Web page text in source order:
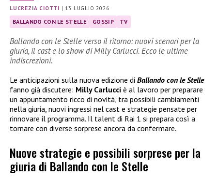
LUCREZIA CIOTTI | 13 LUGLIO 2026
BALLANDO CON LE STELLE GOSSIP TV
Ballando con le Stelle verso il ritorno: nuovi scenari per la
giuria, il cast e lo show di Milly Carlucci. Ecco le ultime
indiscrezioni.
Le anticipazioni sulla nuova edizione di Ballando con le Stelle
fanno già discutere: Milly Carlucci è al lavoro per preparare
un appuntamento ricco di novità, tra possibili cambiamenti
nella giuria, nuovi ingressi nel cast e strategie pensate per
rinnovare il programma. Il talent di Rai 1 si prepara così a
tornare con diverse sorprese ancora da confermare.
Nuove strategie e possibili sorprese per la
giuria di Ballando con le Stelle